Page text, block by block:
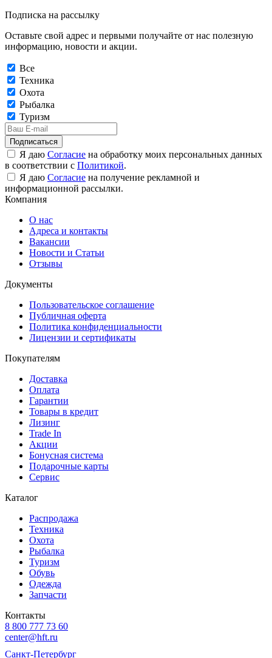
Подписка на рассылку
Оставьте свой адрес и первыми получайте от нас полезную
информацию, новости и акции.
Все
Техника
Охота
Рыбалка
Туризм
Подписаться
Я даю Согласие на обработку моих персональных данных
в соответствии с Политикой.
Я даю Согласие на получение рекламной и
информационной рассылки.
Компания
О нас
Адреса и контакты
Вакансии
Новости и Статьи
Отзывы
Документы
Пользовательское соглашение
Публичная оферта
Политика конфиденциальности
Лицензии и сертификаты
Покупателям
Доставка
Оплата
Гарантии
Товары в кредит
Лизинг
Trade In
Акции
Бонусная система
Подарочные карты
Сервис
Каталог
Распродажа
Техника
Охота
Рыбалка
Туризм
Обувь
Одежда
Запчасти
Контакты
8 800 777 73 60
center@hft.ru
Санкт-Петербург